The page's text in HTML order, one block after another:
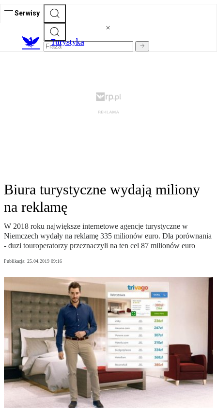
Serwisy
Turystyka
Biura turystyczne wydają miliony
na reklamę
W 2018 roku największe internetowe agencje turystyczne w
Niemczech wydały na reklamę 335 milionów euro. Dla porównania
- duzi touroperatorzy przeznaczyli na ten cel 87 milionów euro
Publikacja: 25.04.2019 09:16